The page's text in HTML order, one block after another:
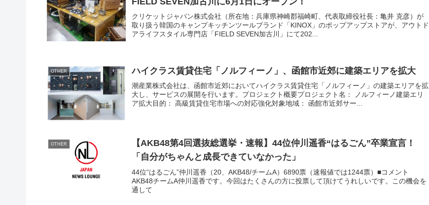
クリケットジャパン株式会社（所在地：兵庫県神崎郡福崎町、代表取締役社長：亀井 克彦）が
取り扱う韓国のキャンプキッチンツールブランド「KINOX」のポップアップストアが、アウトド
アライフスタイル専門店「FIELD SEVEN加古川」にて202...
OTHER ハイクラス賃貸住宅「ノルフィーノ」、函館市近郊に建築エリアを拡大
潮産業株式会社は、函館市近郊においてハイクラス賃貸住宅「ノルフィーノ」の建築エリアを拡
大し、サービスの展開を行います。プロジェクト概要プロジェクト名： ノルフィーノ建築エリ
ア拡大目的： 高級賃貸住宅市場への対応強化対象地域： 函館市近郊サー...
OTHER
【AKB48第4回選抜総選挙・速報】44位仲川遥香“はるごん”卒業宣言！
「自分がちゃんと成長できていなかった」
44位“はるごん”仲川遥香（20、AKB48/チームA）6890票（速報値では1244票）■コメント
AKB48チームA仲川遥香です。今回はたくさんの方に投票して頂けてうれしいです。この機会を
通して